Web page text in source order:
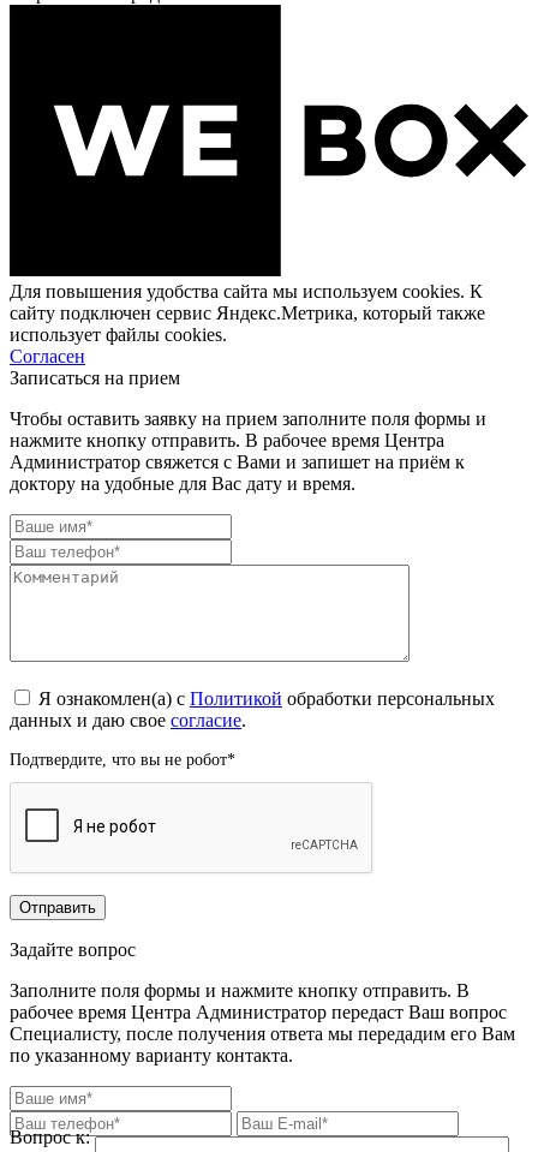
Для повышения удобства сайта мы используем cookies. К
сайту подключен сервис Яндекс.Метрика, который также
использует файлы cookies.
Согласен
Записаться на прием
Чтобы оставить заявку на прием заполните поля формы и
нажмите кнопку отправить. В рабочее время Центра
Администратор свяжется с Вами и запишет на приём к
доктору на удобные для Вас дату и время.
Я ознакомлен(а) с Политикой обработки персональных
данных и даю свое согласие.
Подтвердите, что вы не робот*
Задайте вопрос
Заполните поля формы и нажмите кнопку отправить. В
рабочее время Центра Администратор передаст Ваш вопрос
Специалисту, после получения ответа мы передадим его Вам
по указанному варианту контакта.
Вопрос к: